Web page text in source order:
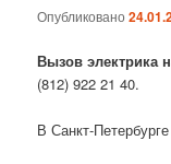
Опубликовано
Вызов электрика
(812) 922 21 40.
В Санкт-